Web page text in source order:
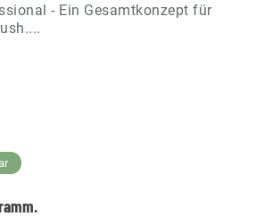
- Ein Gesamtkonzept für